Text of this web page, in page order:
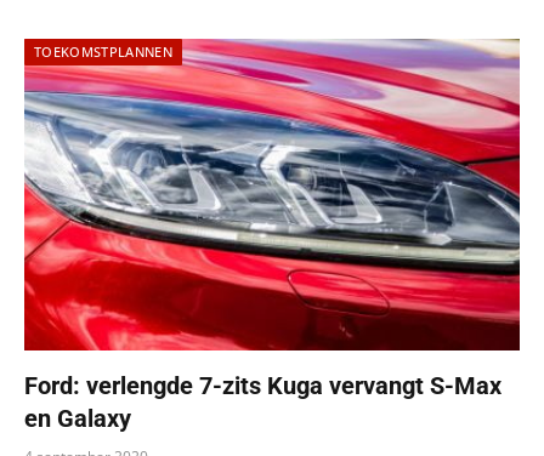
TOEKOMSTPLANNEN
Ford: verlengde 7-zits Kuga vervangt S-Max
en Galaxy